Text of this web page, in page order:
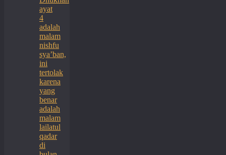
ayat
4
adalah
malam
nishfu
sya’ban,
ini
tertolak
karena
yang
benar
adalah
malam
lailatul
qadar
di